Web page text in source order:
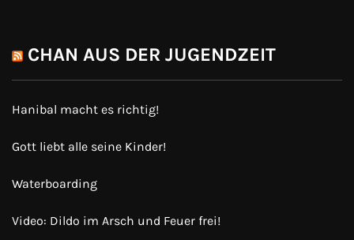
CHAN AUS DER JUGENDZEIT
Hanibal macht es richtig!
Gott liebt alle seine Kinder!
Waterboarding
Video: Dildo im Arsch und Feuer frei!